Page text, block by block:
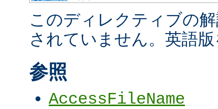
このディレクティブの
されていません。英語
参照
AccessFileName